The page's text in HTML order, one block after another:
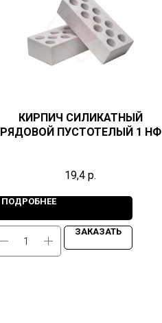
КИРПИЧ СИЛИКАТНЫЙ
РЯДОВОЙ ПУСТОТЕЛЫЙ 1 НФ
19,4 р.
ПОДРОБНЕЕ
ЗАКАЗАТЬ